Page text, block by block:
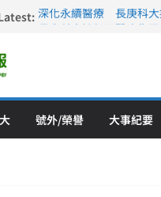
深化永續醫療 長庚科大
號外/榮譽 大事紀要